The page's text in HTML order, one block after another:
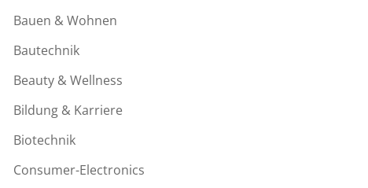
Bauen & Wohnen
Bautechnik
Beauty & Wellness
Bildung & Karriere
Biotechnik
Consumer-Electronics